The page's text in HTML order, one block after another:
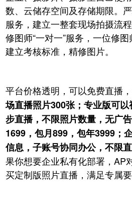
数、云储存空间及存储期限。
服务，建立一整套现场拍摄流
修图师“一对一”服务，一位修
建立考核标准，精修图片。
平台价格透明，可以免费直播
场直播照片300张；专业版可
步直播，不限照片数量，无广
1699，包月899，包年3999；
信息，子账号协同办公，不限
果你想要企业私有化部署，AP
买定制版照片直播，满足专属要